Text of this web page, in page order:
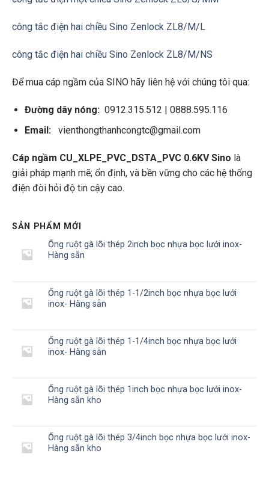
công tắc điện hai chiều Sino Zenlock ZL8/M/L
công tắc điện hai chiều Sino Zenlock ZL8/M/NS
Để mua cáp ngầm của SINO hãy liên hệ với chúng tôi qua:
Đường dây nóng:0912.315.512 | 0888.595.116
Email:vienthongthanhcongtc@gmail.com
Cáp ngầm CU_XLPE_PVC_DSTA_PVC 0.6KV Sino là
giải pháp mạnh mẽ; ổn định, và bền vững cho các hệ thống
điện đòi hỏi độ tin cậy cao.
SẢN PHẨM MỚI
Ống ruột gà lõi thép 2inch bọc nhựa bọc lưới inox-
Hàng sẵn
Ống ruột gà lõi thép 1-1/2inch bọc nhựa bọc lưới
inox- Hàng sẵn
Ống ruột gà lõi thép 1-1/4inch bọc nhựa bọc lưới
inox- Hàng sẵn
Ống ruột gà lõi thép 1inch bọc nhựa bọc lưới inox-
Hàng sẵn kho
Ống ruột gà lõi thép 3/4inch bọc nhựa bọc lưới inox-
Hàng sẵn kho